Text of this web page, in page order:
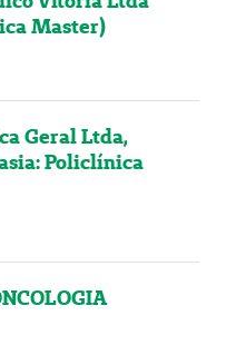
Master)
Geral Ltda,
Policlínica